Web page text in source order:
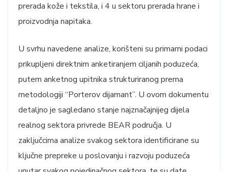
prerada kože i tekstila, i 4 u sektoru prerada hrane i
proizvodnja napitaka.
U svrhu navedene analize, korišteni su primarni podaci
prikupljeni direktnim anketiranjem ciljanih poduzeća,
putem anketnog upitnika strukturiranog prema
metodologiji “Porterov dijamant”. U ovom dokumentu
detaljno je sagledano stanje najznačajnijeg dijela
realnog sektora privrede BEAR područja. U
zaključcima analize svakog sektora identificirane su
ključne prepreke u poslovanju i razvoju poduzeća